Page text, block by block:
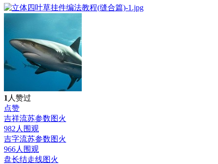
1 人赞过
点赞
吉祥流苏参数图火
982人围观
吉字流苏参数图火
966人围观
盘长结走线图火